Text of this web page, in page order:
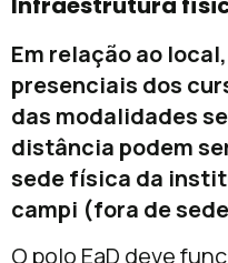
Em relação ao
presenciais dos
das modalidades
distância podem
sede física da
campi (fora de
O polo EaD deve